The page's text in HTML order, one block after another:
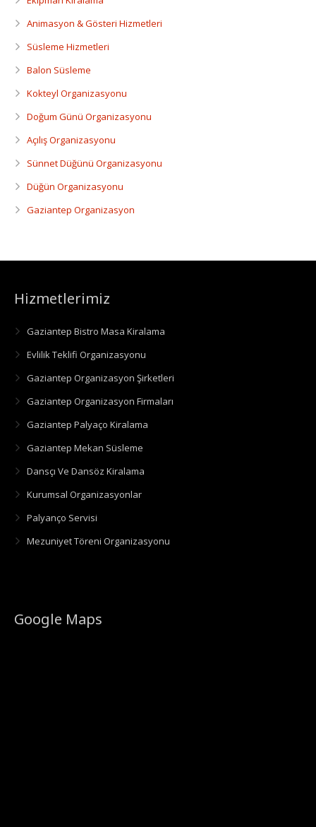
Animasyon & Gösteri Hizmetleri
Süsleme Hizmetleri
Balon Süsleme
Kokteyl Organizasyonu
Doğum Günü Organizasyonu
Açılış Organizasyonu
Sünnet Düğünü Organizasyonu
Düğün Organizasyonu
Gaziantep Organizasyon
Hizmetlerimiz
Gaziantep Bistro Masa Kiralama
Evlilik Teklifi Organizasyonu
Gaziantep Organizasyon Şirketleri
Gaziantep Organizasyon Firmaları
Gaziantep Palyaço Kiralama
Gaziantep Mekan Süsleme
Dansçı Ve Dansöz Kiralama
Kurumsal Organizasyonlar
Palyanço Servisi
Mezuniyet Töreni Organizasyonu
Google Maps